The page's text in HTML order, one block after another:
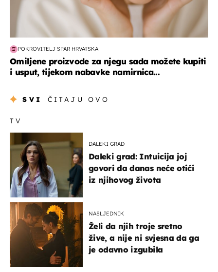
POKROVITELJ SPAR HRVATSKA
Omiljene proizvode za njegu sada možete kupiti
i usput, tijekom nabavke namirnica...
SVI ČITAJU OVO
TV
DALEKI GRAD
Daleki grad: Intuicija joj
govori da danas neće otići
iz njihovog života
NASLJEDNIK
Želi da njih troje sretno
žive, a nije ni svjesna da ga
je odavno izgubila